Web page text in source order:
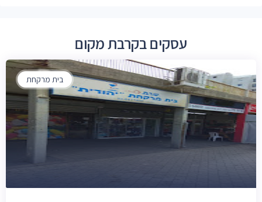
עסקים בקרבת מקום
בית מרקחת